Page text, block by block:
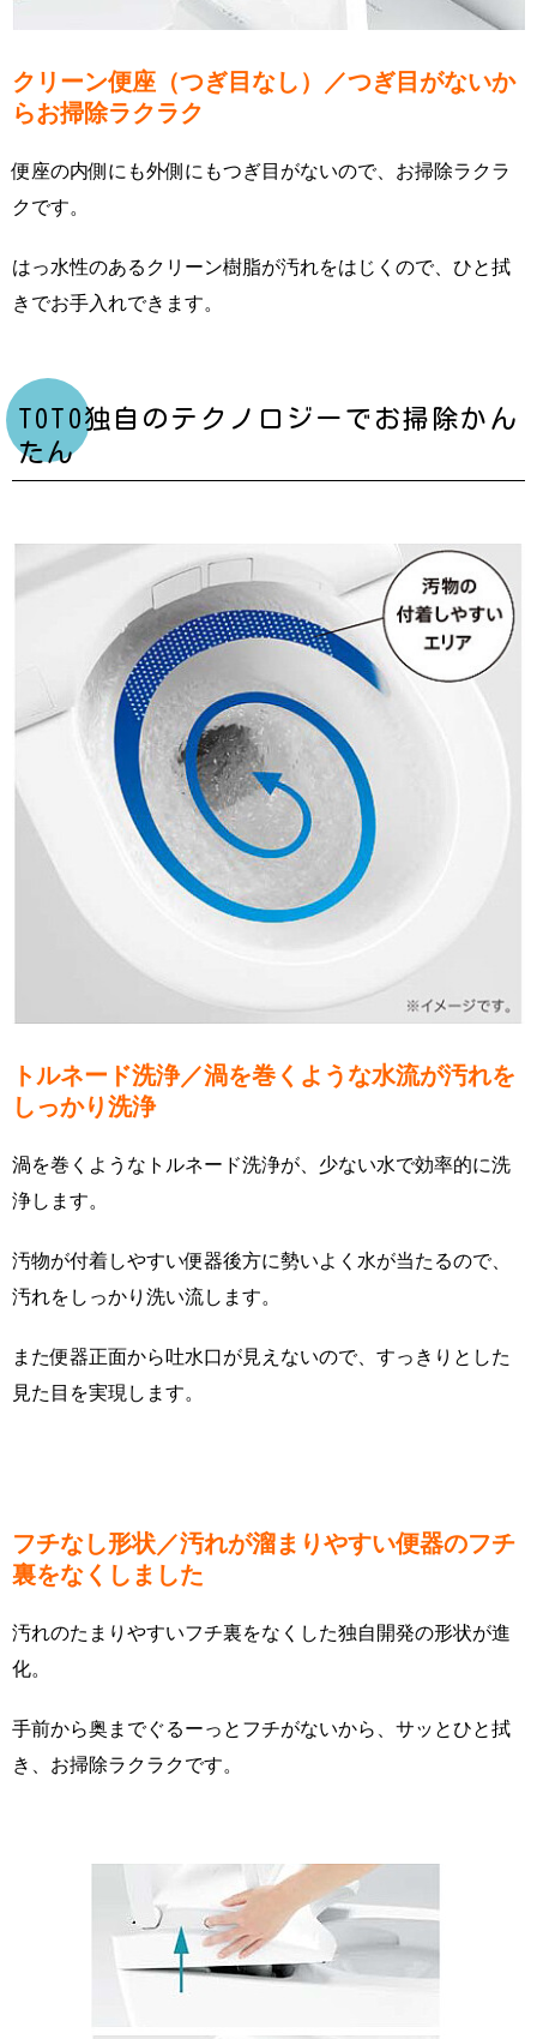
クリーン便座（つぎ目なし）／つぎ目がないか
らお掃除ラクラク
便座の内側にも外側にもつぎ目がないので、お掃除ラクラ
クです。
はっ水性のあるクリーン樹脂が汚れをはじくので、ひと拭
きでお手入れできます。
TOTO独自のテクノロジーでお掃除かん
たん
トルネード洗浄／渦を巻くような水流が汚れを
しっかり洗浄
渦を巻くようなトルネード洗浄が、少ない水で効率的に洗
浄します。
汚物が付着しやすい便器後方に勢いよく水が当たるので、
汚れをしっかり洗い流します。
また便器正面から吐水口が見えないので、すっきりとした
見た目を実現します。
裏をなくしました
汚れのたまりやすいフチ裏をなくした独自開発の形状が進